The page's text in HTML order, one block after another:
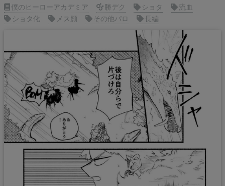
僕のヒーローアカデミア 勝デク ショタ
流血
ショタ化
メス顔 その他パロ 長編